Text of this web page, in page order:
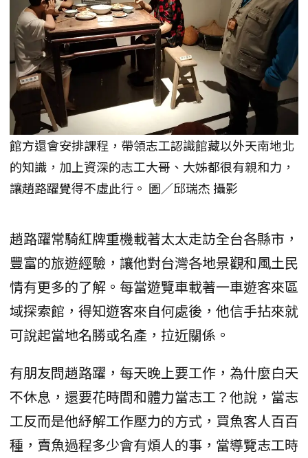
館方還會安排課程，帶領志工認識館藏以外天南地北
的知識，加上資深的志工大哥、大姊都很有親和力，
讓趙路躍覺得不虛此行。 圖／邱瑞杰 攝影
趙路躍常騎紅牌重機載著太太走訪全台各縣市，
豐富的旅遊經驗，讓他對台灣各地景觀和風土民
情有更多的了解。每當遊覽車載著一車遊客來區
域探索館，得知遊客來自何處後，他信手拈來就
可說起當地名勝或名產，拉近關係。
有朋友問趙路躍，每天晚上要工作，為什麼白天
不休息，還要花時間和體力當志工？他說，當志
工反而是他紓解工作壓力的方式，買魚客人百百
種，賣魚過程多少會有煩人的事，當導覽志工時